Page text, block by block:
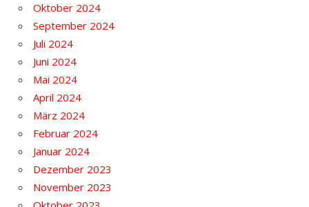
Oktober 2024
September 2024
Juli 2024
Juni 2024
Mai 2024
April 2024
März 2024
Februar 2024
Januar 2024
Dezember 2023
November 2023